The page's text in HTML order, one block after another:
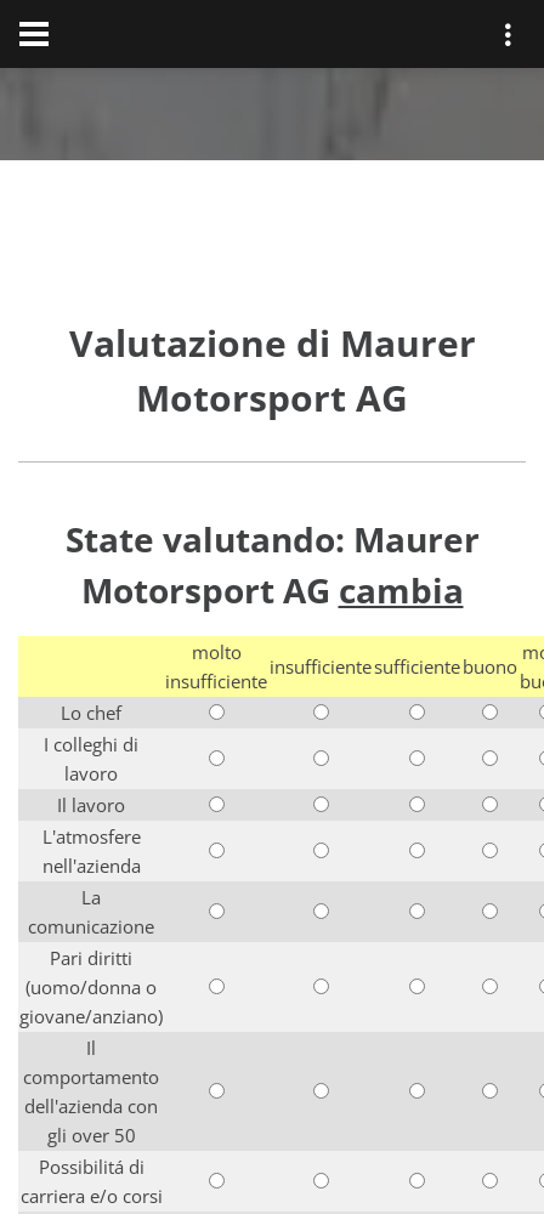
Valutazione di Maurer
Motorsport AG
State valutando: Maurer
Motorsport AG cambia
molto
insufficiente
insufficientesufficientebuono
Lo chef
I colleghi di
lavoro
Il lavoro
L'atmosfere
nell'azienda
La
comunicazione
Pari diritti
(uomo/donna o
giovane/anziano)
Il
comportamento
dell'azienda con
gli over 50
Possibilitá di
carriera e/o corsi